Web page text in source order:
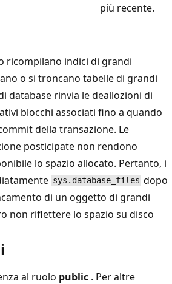
più recente.
ricompilano indici di grandi
o si troncano tabelle di grandi
database rinvia le deallozioni di
blocchi associati fino a quando
della transazione. Le
posticipate non rendono
lo spazio allocato. Pertanto, i
sys.database_files dopo
di un oggetto di grandi
non riflettere lo spazio su disco
al ruolo public . Per altre